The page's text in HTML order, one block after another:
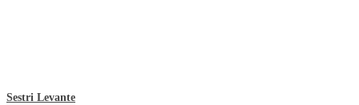
Sestri Levante